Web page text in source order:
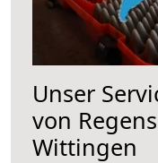
Unser
von
Wittingen